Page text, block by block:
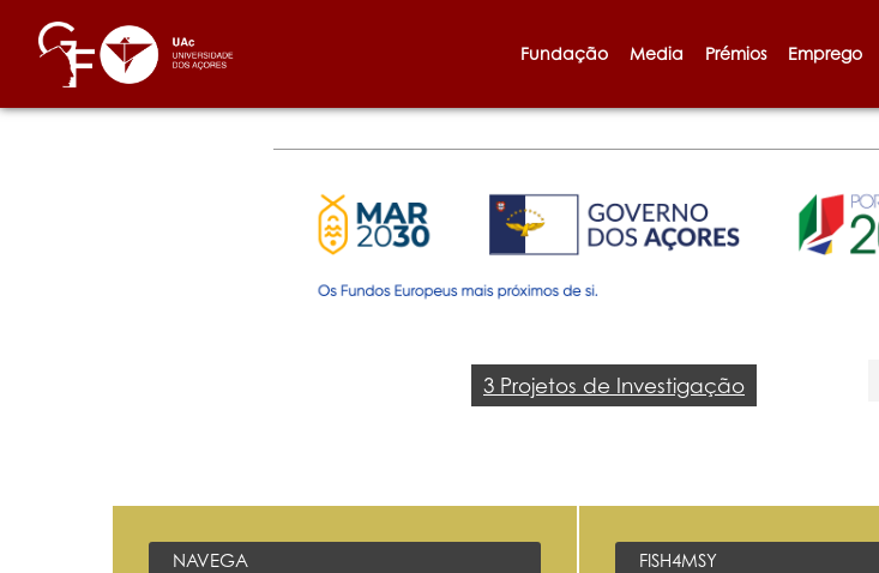
Fundação Media Prémios Emprego
3 Projetos de Investigação
NAVEGA FISH4MSY